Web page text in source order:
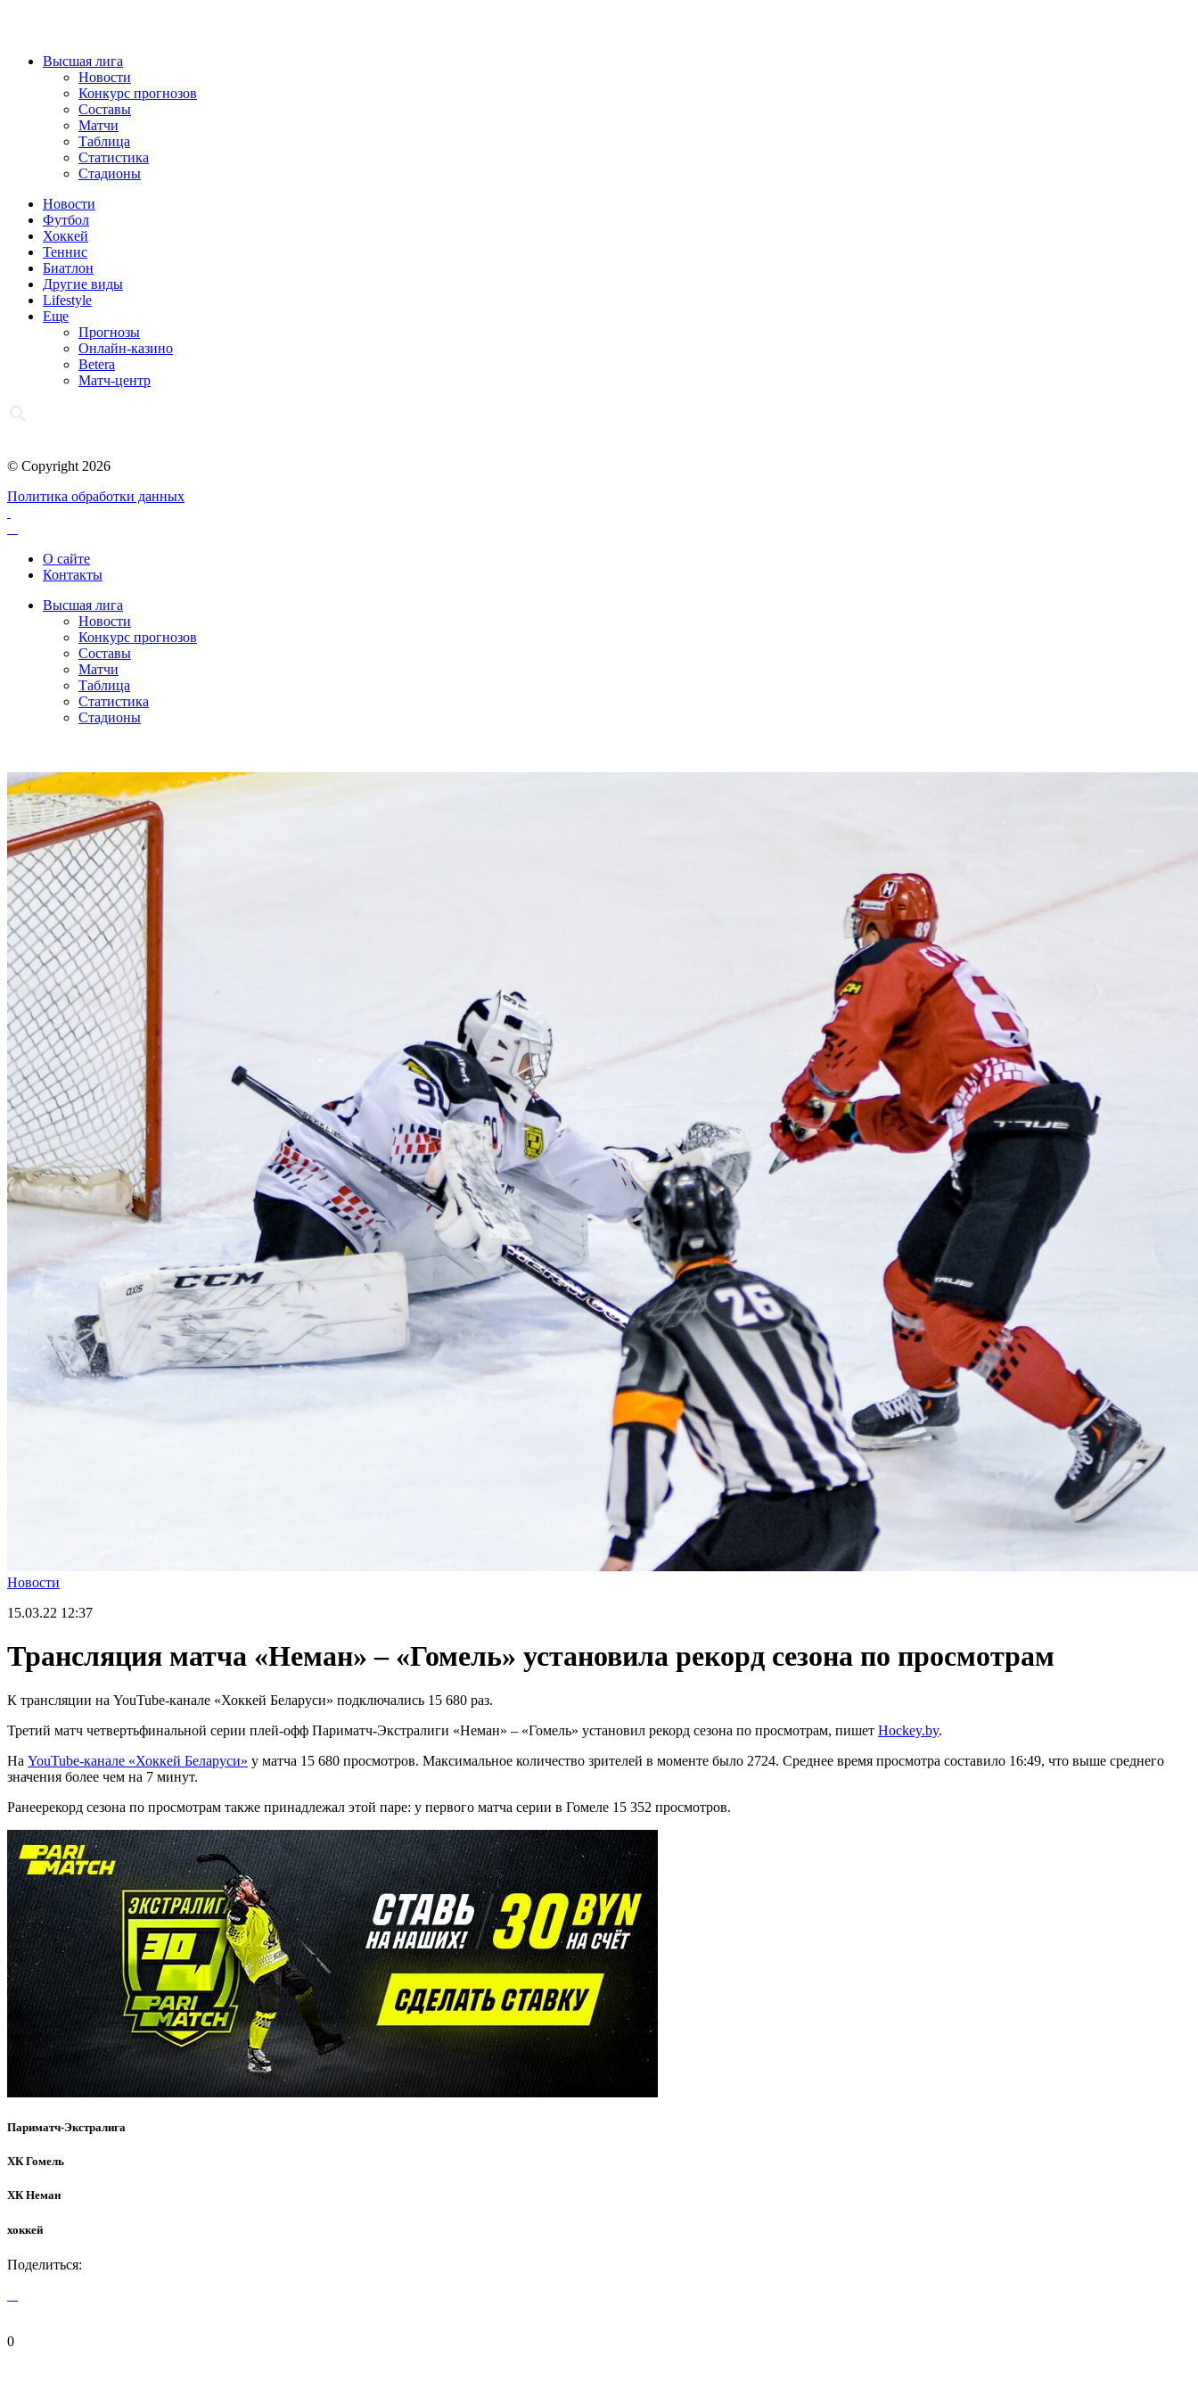
Высшая лига
Новости
Конкурс прогнозов
Составы
Матчи
Таблица
Статистика
Стадионы
Новости
Футбол
Хоккей
Теннис
Биатлон
Другие виды
Lifestyle
Еще
Прогнозы
Онлайн-казино
Betera
Матч-центр
© Copyright 2026
Политика обработки данных
О сайте
Контакты
Высшая лига
Новости
Конкурс прогнозов
Составы
Матчи
Таблица
Статистика
Стадионы
Новости
15.03.22 12:37
Трансляция матча «Неман» – «Гомель» установила рекорд сезона по просмотрам
К трансляции на YouTube-канале «Хоккей Беларуси» подключались 15 680 раз.
Третий матч четвертьфинальной серии плей-офф Париматч-Экстралиги «Неман» – «Гомель» установил рекорд сезона по просмотрам, пишет Hockey.by.
На YouTube-канале «Хоккей Беларуси» у матча 15 680 просмотров. Максимальное количество зрителей в моменте было 2724. Среднее время просмотра составило 16:49, что выше среднего
значения более чем на 7 минут.
Ранеерекорд сезона по просмотрам также принадлежал этой паре: у первого матча серии в Гомеле 15 352 просмотров.
Париматч-Экстралига
ХК Гомель
ХК Неман
хоккей
Поделиться:
0